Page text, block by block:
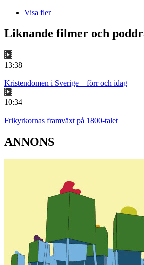
Visa fler
Liknande filmer och
13:38
Kristendomen i Sverige – förr och idag
10:34
Frikyrkornas framväxt på 1800-talet
ANNONS